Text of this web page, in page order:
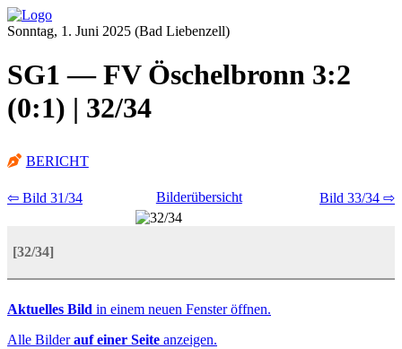
Sonntag, 1. Juni 2025 (Bad Liebenzell)
SG1 — FV Öschelbronn 3:2
(0:1) | 32/34
BERICHT
⇦ Bild 31/34 Bilderübersicht Bild 33/34 ⇨
[32/34]
Aktuelles Bild in einem neuen Fenster öffnen.
Alle Bilderauf einer Seite anzeigen.